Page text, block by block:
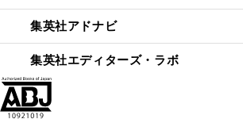
集英社アドナビ
集英社エディターズ・ラボ